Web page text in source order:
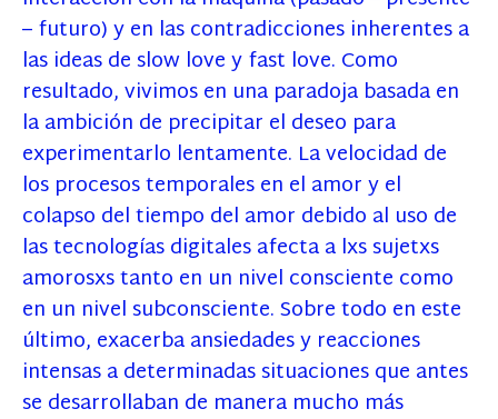
– futuro) y en las contradicciones inherentes a
las ideas de slow love y fast love. Como
resultado, vivimos en una paradoja basada en
la ambición de precipitar el deseo para
experimentarlo lentamente. La velocidad de
los procesos temporales en el amor y el
colapso del tiempo del amor debido al uso de
las tecnologías digitales afecta a lxs sujetxs
amorosxs tanto en un nivel consciente como
en un nivel subconsciente. Sobre todo en este
último, exacerba ansiedades y reacciones
intensas a determinadas situaciones que antes
se desarrollaban de manera mucho más